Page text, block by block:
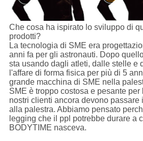
Che cosa ha ispirato lo sviluppo di
prodotti?
La tecnologia di SME era
anni fa per gli astronauti. Dopo
sta usando dagli atleti, dalle stelle e
l'affare di forma fisica per più di 5
grande macchina di SME nella
SME è troppo costosa e pesante per
nostri clienti ancora devono passare
alla palestra. Abbiamo pensato
legging che il ppl potrebbe durare a
BODYTIME nasceva.